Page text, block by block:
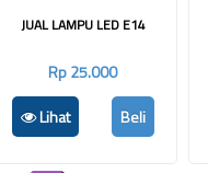
JUAL LAMPU LED E14
Rp 25.000
Lihat
Beli